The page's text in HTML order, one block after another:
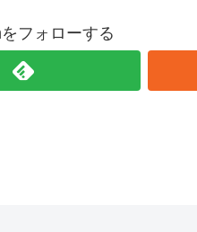
フォローする